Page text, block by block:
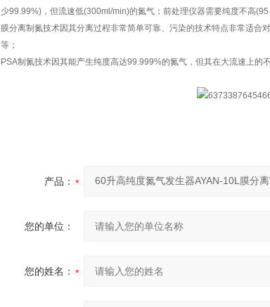
少99.99%)，但流速低(300ml/min)的氮气；前处理仪器需要纯度不高(95
膜分离制氮技术因其分离过程非常简单可靠、污染的技术特点非常适合
等；
PSA制氮技术因其能产生纯度高达99.999%的氮气，但其在大流速上的
产品：
您的单位：
您的姓名：